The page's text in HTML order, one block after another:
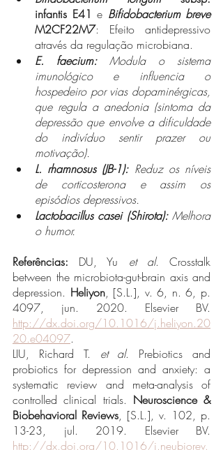
infantis E41 e
Bifidobacterium breve
M2CF22M7: Efeito antidepressivo
através da regulação microbiana.
E. faecium: Modula o sistema
imunológico e influencia o
hospedeiro por vias dopaminérgicas,
que regula a anedonia (sintoma da
depressão que envolve a dificuldade
do indivíduo sentir prazer ou
motivação).
L. rhamnosus (JB-1): Reduz os níveis
de corticosterona e assim os
episódios depressivos.
Lactobacillus casei (Shirota): Melhora
o humor.
Referências: DU, Yu et al. Crosstalk
between the microbiota-gut-brain axis and
depression. Heliyon, [S.L.], v. 6, n. 6, p.
http://dx.doi.org/10.1016/j.heliyon.20
20.e04097.
LIU, Richard T. et al. Prebiotics and
probiotics for depression and anxiety: a
systematic review and meta-analysis of
controlled clinical trials. Neuroscience &
Biobehavioral Reviews, [S.L.], v. 102, p.
http://dx.doi.org/10.1016/j.neubiorev.